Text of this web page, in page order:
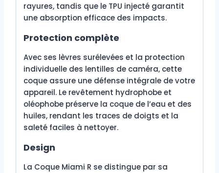
rayures, tandis que le TPU injecté garantit
une absorption efficace des impacts.
Protection complète
Avec ses lèvres surélevées et la protection
individuelle des lentilles de caméra, cette
coque assure une défense intégrale de votre
appareil. Le revêtement hydrophobe et
oléophobe préserve la coque de l’eau et des
huiles, rendant les traces de doigts et la
saleté faciles à nettoyer.
Design
La Coque Miami R se distingue par sa